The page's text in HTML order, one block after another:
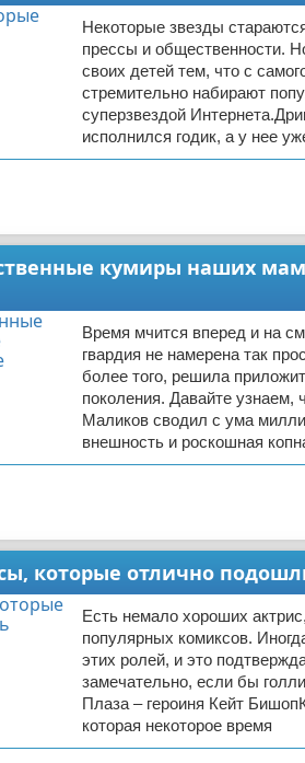
Некоторые звезды
прессы и общественности.
своих детей тем, что с
стремительно набирают
суперзвездой
исполнился годик, а у нее
кумиры наших
Время мчится вперед и на
гвардия не намерена так
более того, решила
поколения. Давайте
Маликов сводил с ума
внешность и роскошная
которые отлично
Есть немало хороших
популярных комиксов.
этих ролей, и это
замечательно, если бы
Плаза – героиня Кейт
которая некоторое время